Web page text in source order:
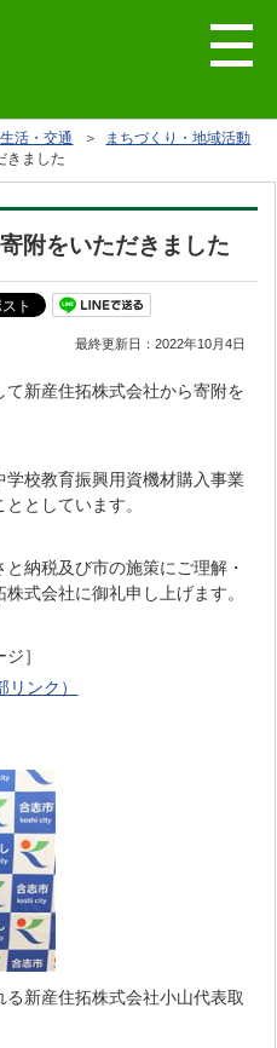
活・交通 ＞
まちづくり・地域活動
きました
附をいただきました
最終更新日：2022年10月4日
新産住拓株式会社から寄附を
校教育振興用資機材購入事業
としています。
納税及び市の施策にご理解・
式会社に御礼申し上げます。
］
リンク）
新産住拓株式会社小山代表取